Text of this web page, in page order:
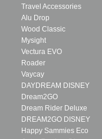
Travel Accessories
Alu Drop
Wood Classic
Mysight
Vectura EVO
Roader
Vaycay
DAYDREAM DISNEY
Dream2GO
Dream Rider Deluxe
DREAM2GO DISNEY
Happy Sammies Eco